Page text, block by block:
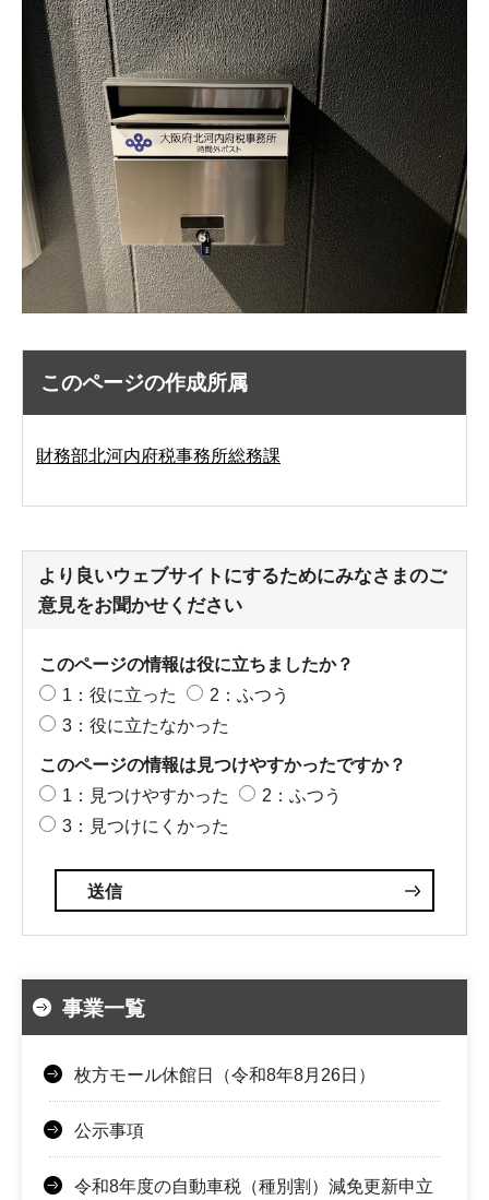
このページの作成所属
財務部北河内府税事務所総務課
より良いウェブサイトにするためにみなさまのご
意見をお聞かせください
このページの情報は役に立ちましたか？
1：役に立った
2：ふつう
3：役に立たなかった
このページの情報は見つけやすかったですか？
1：見つけやすかった
2：ふつう
3：見つけにくかった
事業一覧
枚方モール休館日（令和8年8月26日）
公示事項
令和8年度の自動車税（種別割）減免更新申立